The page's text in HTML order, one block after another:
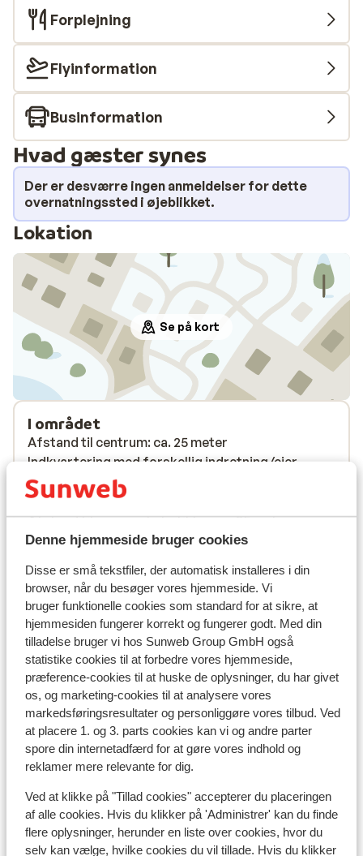
Denne hjemmeside bruger cookies
Disse er små tekstfiler, der automatisk installeres i din
browser, når du besøger vores hjemmeside. Vi
bruger funktionelle cookies som standard for at sikre, at
hjemmesiden fungerer korrekt og fungerer godt. Med din
tilladelse bruger vi hos Sunweb Group GmbH også
statistike cookies til at forbedre vores hjemmeside,
præference-cookies til at huske de oplysninger, du har givet
os, og marketing-cookies til at analysere vores
markedsføringsresultater og personliggøre vores tilbud. Ved
at placere 1. og 3. parts cookies kan vi og andre parter
spore din internetadfærd for at gøre vores indhold og
reklamer mere relevante for dig.
Ved at klikke på "Tillad cookies" accepterer du placeringen
af alle cookies. Hvis du klikker på 'Administrer' kan du finde
flere oplysninger, herunder en liste over cookies, hvor du
selv kan vælge, hvilke cookies du vil tillade. Hvis du klikker
Forplejning
Flyinformation
Businformation
Hvad gæster synes
Der er desværre ingen anmeldelser for dette
overnatningssted i øjeblikket.
Lokation
Se på kort
I området
Afstand til centrum: ca. 25 meter
Indkvartering med forskellig indretning/ejer
Afstand til skipiste ca. 25 meter
Afstand til skilift ca. 25 meter
Afstand til nærmeste butikker ca. 25 meter
Liftkort/skileje/undervisning
Liftkort
Undervisning
Skileje
Andre overnatningssteder i Val
Thorens
Hotel Le Val Thorens